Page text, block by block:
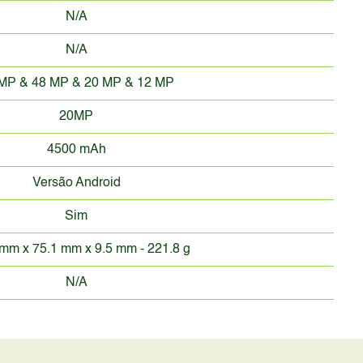
N/A
N/A
& 48 MP & 20 MP & 12 MP
20MP
4500 mAh
Versão Android
Sim
x 75.1 mm x 9.5 mm - 221.8 g
N/A